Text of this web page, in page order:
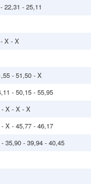
22,31 - 25,11
X - X
- 51,50 - X
- 50,15 - 55,95
- X - X - X
X - 45,77 - 46,17
35,90 - 39,94 - 40,45